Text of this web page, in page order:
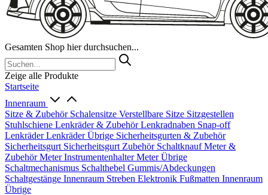
Gesamten Shop hier durchsuchen...
Zeige alle Produkte
Startseite
Innenraum
Sitze & Zubehör Schalensitze Verstellbare Sitze Sitzgestellen
Stuhlschiene Lenkräder & ZubehörLenkradnaben Snap-off
LenkräderLenkräder Übrige Sicherheitsgurten & Zubehör
Sicherheitsgurt Sicherheitsgurt Zubehör SchaltknaufMeter &
ZubehörMeterInstrumentenhalterMeter Übrige
Schaltmechanismus Schalthebel Gummis/Abdeckungen
Schaltgestänge Innenraum Streben Elektronik Fußmatten Innenraum
Übrige